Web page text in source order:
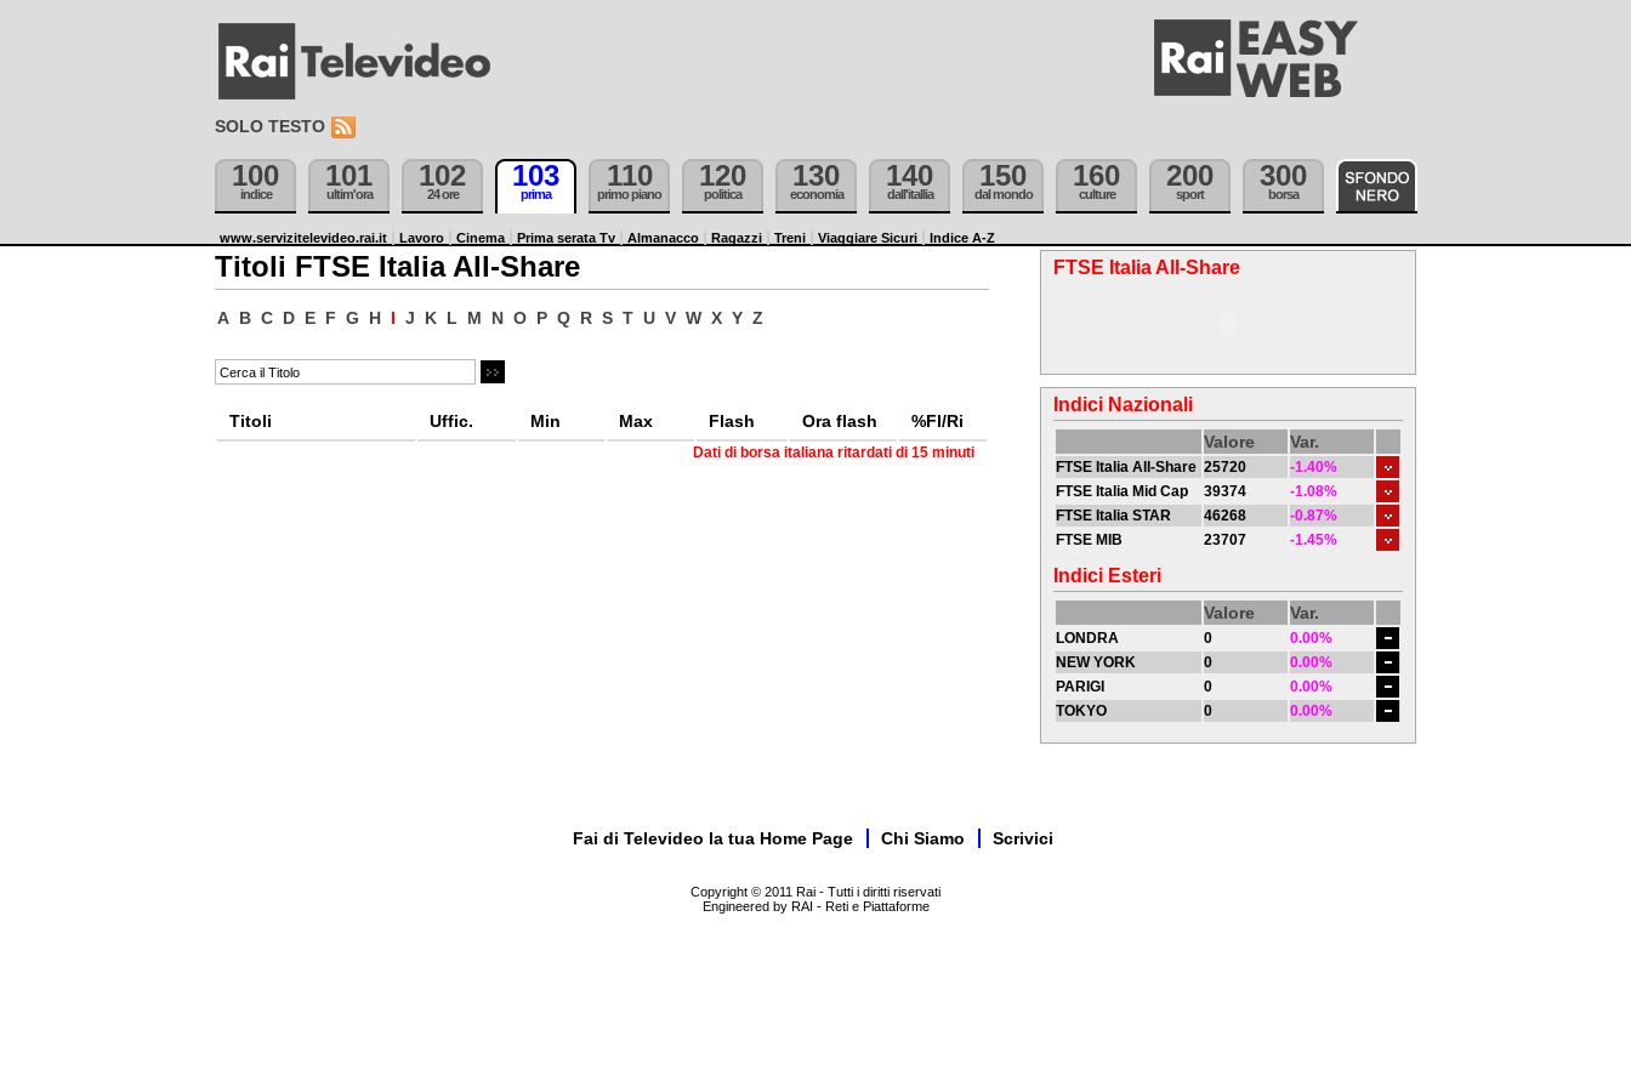
SOLO TESTO
100
indice
101
ultim'ora
102
24 ore
103
prima
110
primo piano
120
politica
130
economia
140
dall'itallia
150
dal mondo
160
culture
200
sport
300
borsa
www.servizitelevideo.rai.it Lavoro Cinema Prima serata Tv Almanacco Ragazzi Treni Viaggiare Sicuri Indice A-Z
Titoli FTSE Italia All-Share
A B C D E F G H I J K L M N O P Q R S T U V W X Y Z
Titoli Uffic. Min Max Flash Ora flash %Fl/Ri
Dati di borsa italiana ritardati di 15 minuti
FTSE Italia All-Share
Indici Nazionali
Valore Var.
FTSE Italia All-Share 25720
-1.40%
FTSE Italia Mid Cap
39374
-1.08%
FTSE Italia STAR
46268
-0.87%
FTSE MIB
23707 -1.45%
Indici Esteri
Valore Var.
LONDRA 0
0.00%
NEW YORK
0
0.00%
PARIGI
0
0.00%
TOKYO
0 0.00%
Fai di Televideo la tua Home Page Chi Siamo Scrivici
Copyright © 2011 Rai - Tutti i diritti riservati
Engineered by RAI - Reti e Piattaforme